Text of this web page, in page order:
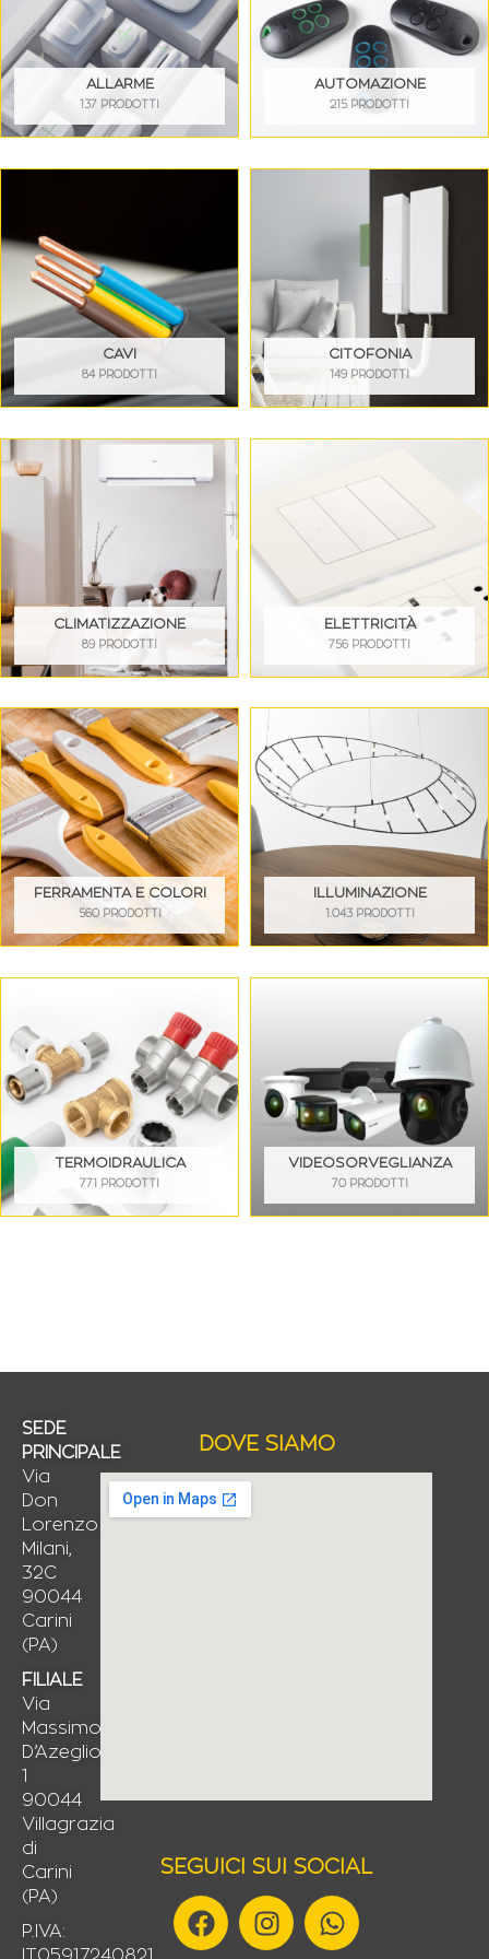
ALLARME
137 PRODOTTI
AUTOMAZIONE
215 PRODOTTI
CAVI
84 PRODOTTI
CITOFONIA
149 PRODOTTI
CLIMATIZZAZIONE
89 PRODOTTI
ELETTRICITÀ
756 PRODOTTI
FERRAMENTA E COLORI
560 PRODOTTI
ILLUMINAZIONE
1.043 PRODOTTI
TERMOIDRAULICA
771 PRODOTTI
VIDEOSORVEGLIANZA
70 PRODOTTI
SEDE
PRINCIPALE
Via
Don
Lorenzo
Milani,
32C
90044
Carini
(PA)
FILIALE
Via
Massimo
D’Azeglio,
1
90044
Villagrazia
di
Carini
(PA)
P.IVA:
IT05917240821
DOVE SIAMO
SEGUICI SUI SOCIAL
F
a
I
n
W
h